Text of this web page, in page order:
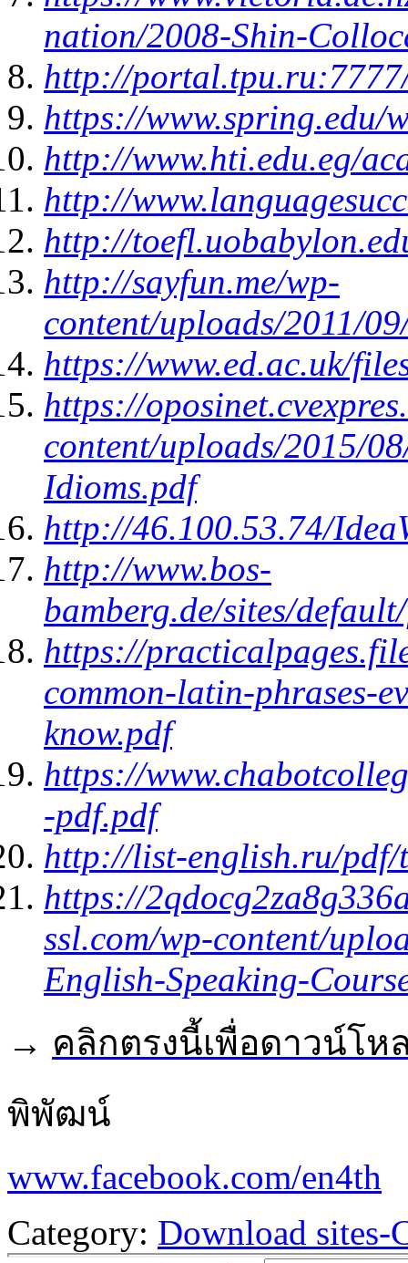
nation/2008-Shin-
http://
https://www.spring.edu/
http://www.hti.edu.eg/
http://
http://
http://sayfun.me/wp-
content/uploads/2011/
https://www.ed.ac.uk/
https://
content/uploads/2015/
Idioms.pdf
http://46.100.53.74/
http://www.bos-
bamberg.de/sites/
https://
common-latin-phrases-
know.pdf
https://
-pdf.pdf
http://list-english.ru/pdf/
https://
ssl.com/wp-content/
English-Speaking-
→ คลิกตรงนี้เพื่อดาวน์โห
พิพัฒน์
www.facebook.com/en4th
Category: Download sites-